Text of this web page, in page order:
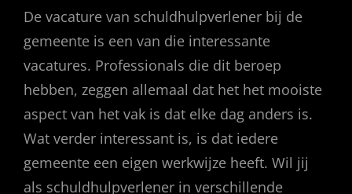
De vacature van schuldhulpverlener bij de
gemeente is een van die interessante
vacatures. Professionals die dit beroep
hebben, zeggen allemaal dat het het mooiste
aspect van het vak is dat elke dag anders is.
Wat verder interessant is, is dat iedere
gemeente een eigen werkwijze heeft. Wil jij
als schuldhulpverlener in verschillende